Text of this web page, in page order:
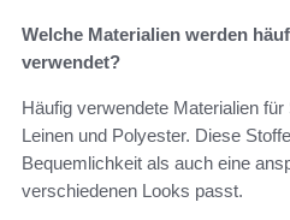
Welche Materialien werden
verwendet?
Häufig verwendete Materialien
Leinen und Polyester. Diese
Bequemlichkeit als auch eine
verschiedenen Looks passt.